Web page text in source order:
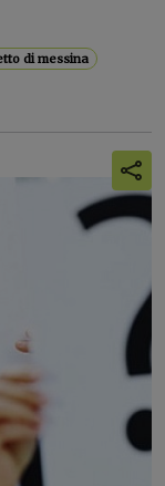
di messina